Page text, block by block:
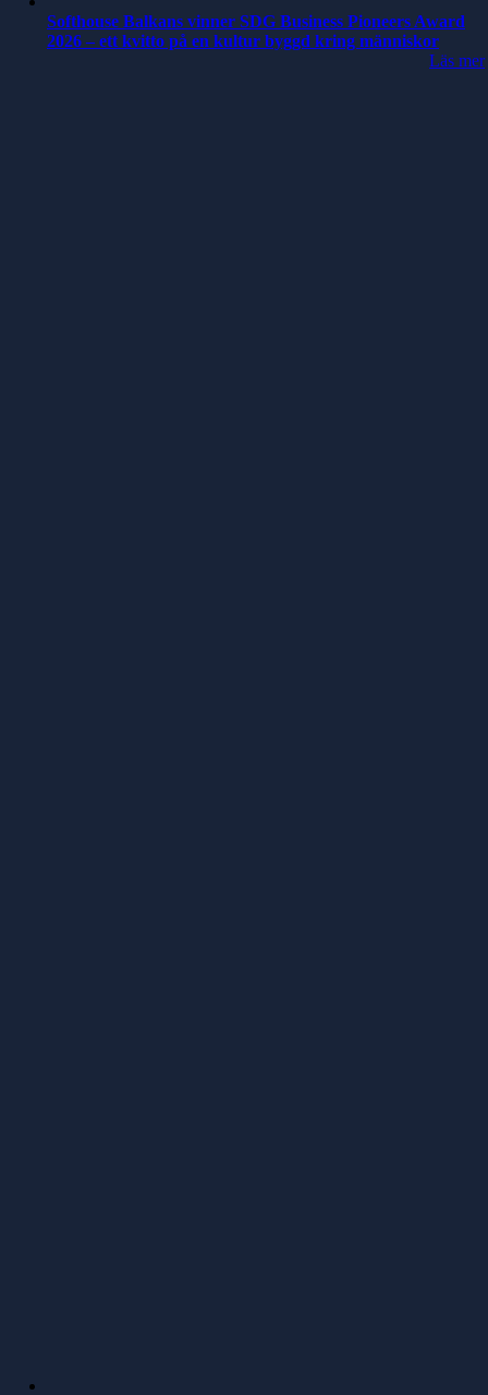
Softhouse Balkans vinner SDG Business Pioneers Award
2026 – ett kvitto på en kultur byggd kring människor
Läs mer